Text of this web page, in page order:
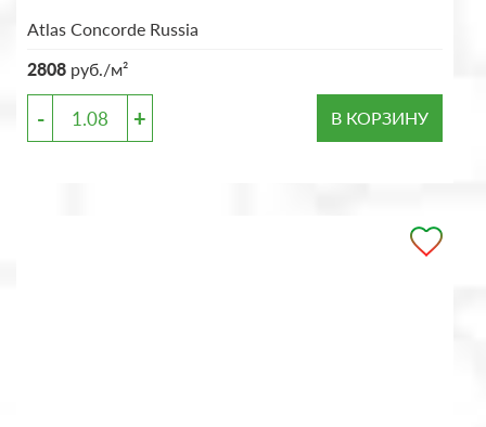
Atlas Concorde Russia
2808 руб./м²
- + В КОРЗИНУ